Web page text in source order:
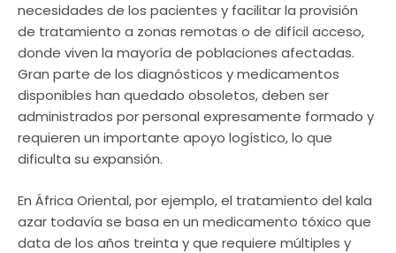
necesidades de los pacientes y facilitar la provisión
de tratamiento a zonas remotas o de difícil acceso,
donde viven la mayoría de poblaciones afectadas.
Gran parte de los diagnósticos y medicamentos
disponibles han quedado obsoletos, deben ser
administrados por personal expresamente formado y
requieren un importante apoyo logístico, lo que
dificulta su expansión.
En África Oriental, por ejemplo, el tratamiento del kala
azar todavía se basa en un medicamento tóxico que
data de los años treinta y que requiere múltiples y